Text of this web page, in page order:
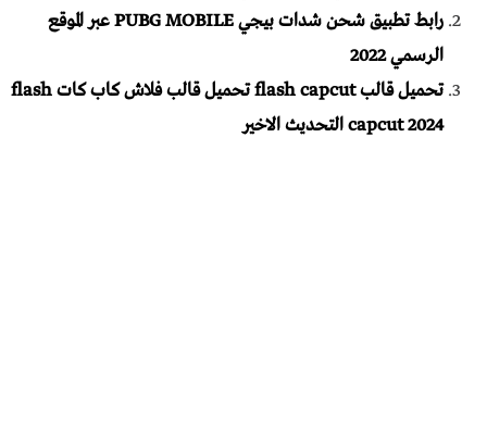
رابط تطبيق شحن شدات بيجي PUBG MOBILE عبر الموقع
الرسمي 2022
تحميل قالب flash capcut تحميل قالب فلاش كاب كات flash
capcut 2024 التحديث الاخير